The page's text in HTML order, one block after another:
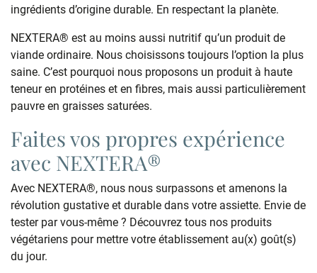
ingrédients d’origine durable. En respectant la planète.
NEXTERA® est au moins aussi nutritif qu’un produit de
viande ordinaire. Nous choisissons toujours l’option la plus
saine. C’est pourquoi nous proposons un produit à haute
teneur en protéines et en fibres, mais aussi particulièrement
pauvre en graisses saturées.
Faites vos propres expérience
avec NEXTERA®
Avec NEXTERA®, nous nous surpassons et amenons la
révolution gustative et durable dans votre assiette. Envie de
tester par vous-même ? Découvrez tous nos produits
végétariens pour mettre votre établissement au(x) goût(s)
du jour.